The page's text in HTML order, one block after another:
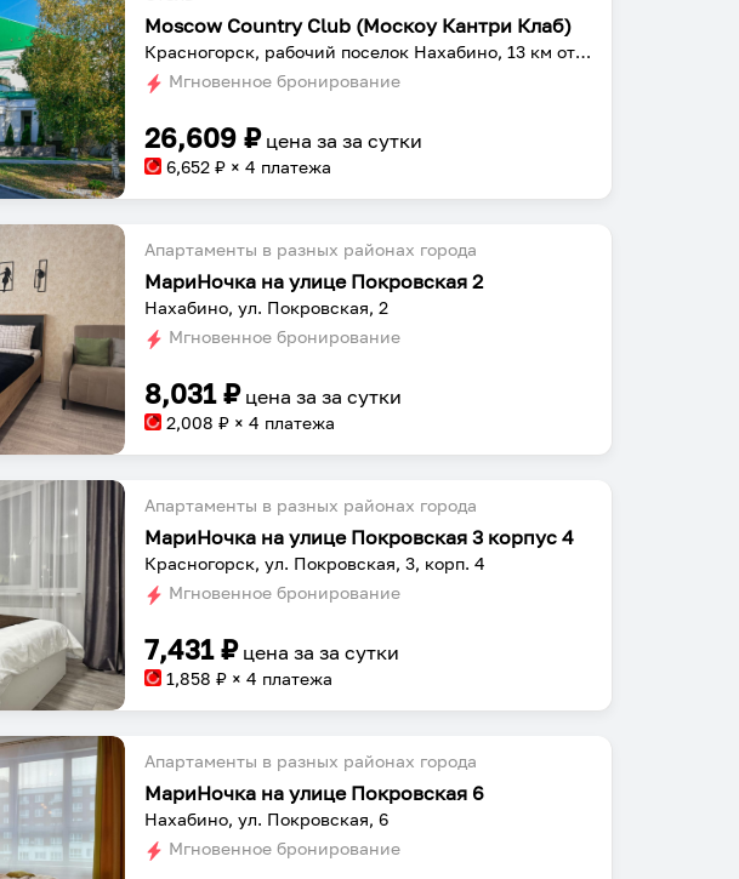
Moscow Country Club (Москоу Кантри Клаб)
Красногорск, рабочий поселок Нахабино, 13 км от МКАД, 31 км Волоколамского шоссе
Мгновенное бронирование
26,609 ₽ цена заза сутки
6,652 ₽ × 4 платежа
Апартаменты в разных районах города
МариНочка на улице Покровская 2
Нахабино, ул. Покровская, 2
Мгновенное бронирование
8,031₽ цена заза сутки
2,008 ₽ × 4 платежа
Апартаменты в разных районах города
МариНочка на улице Покровская 3 корпус 4
Красногорск, ул. Покровская, 3, корп. 4
Мгновенное бронирование
7,431₽ цена заза сутки
1,858 ₽ × 4 платежа
Апартаменты в разных районах города
МариНочка на улице Покровская 6
Нахабино, ул. Покровская, 6
Мгновенное бронирование